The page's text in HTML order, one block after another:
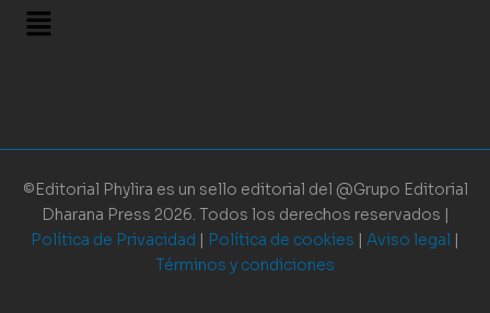
©Editorial Phylira es un sello editorial del @Grupo Editorial
Dharana Press 2026. Todos los derechos reservados |
Política de Privacidad | Política de cookies | Aviso legal |
Términos y condiciones